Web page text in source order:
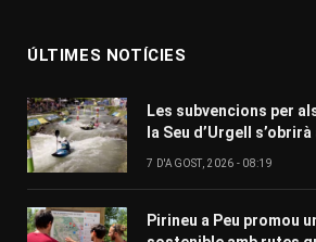
ÚLTIMES NOTÍCIES
Les subvencions per
la Seu d’Urgell
7 D'AGOST, 2026 - 08:19
Pirineu a Peu promou